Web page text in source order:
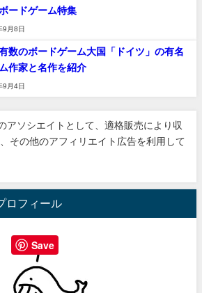
ードゲーム特集
9月8日
数のボードゲーム大国「ドイツ」の有名
作家と名作を紹介
9月4日
アソシエイトとして、適格販売により収
その他のアフィリエイト広告を利用して
ロフィール
Save